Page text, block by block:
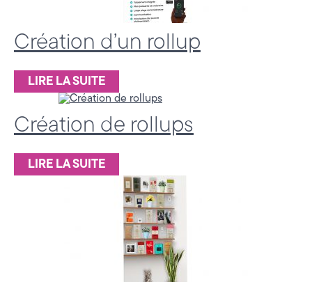
e
(
7
)
Création d’un rollup
LIRE LA SUITE
Création de rollups
LIRE LA SUITE